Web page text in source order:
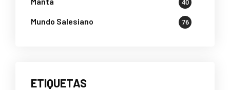
40
Mundo Salesiano 76
ETIQUETAS